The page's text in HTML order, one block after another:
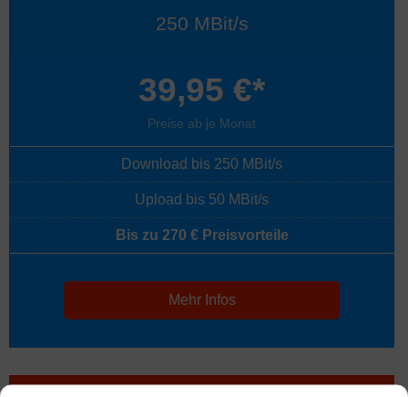
250 MBit/s
39,95 €*
Preise ab je Monat
Download bis 250 MBit/s
Upload bis 50 MBit/s
Bis zu 270 € Preisvorteile
Mehr Infos